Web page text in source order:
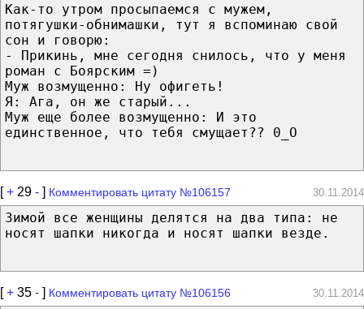
Как-то утром просыпаемся с мужем,
потягушки-обнимашки, тут я вспоминаю свой
сон и говорю:
- Прикинь, мне сегодня снилось, что у меня
роман с Боярским =)
Муж возмущенно: Ну офигеть!
Я: Ага, он же старый...
Муж еще более возмущенно: И это
единственное, что тебя смущает?? 0_О
[+ 29 - ] Комментировать цитату №106157 30.11.2014
Зимой все женщины делятся на два типа: не
носят шапки никогда и носят шапки везде.
[+ 35 - ] Комментировать цитату №106156 30.11.2014